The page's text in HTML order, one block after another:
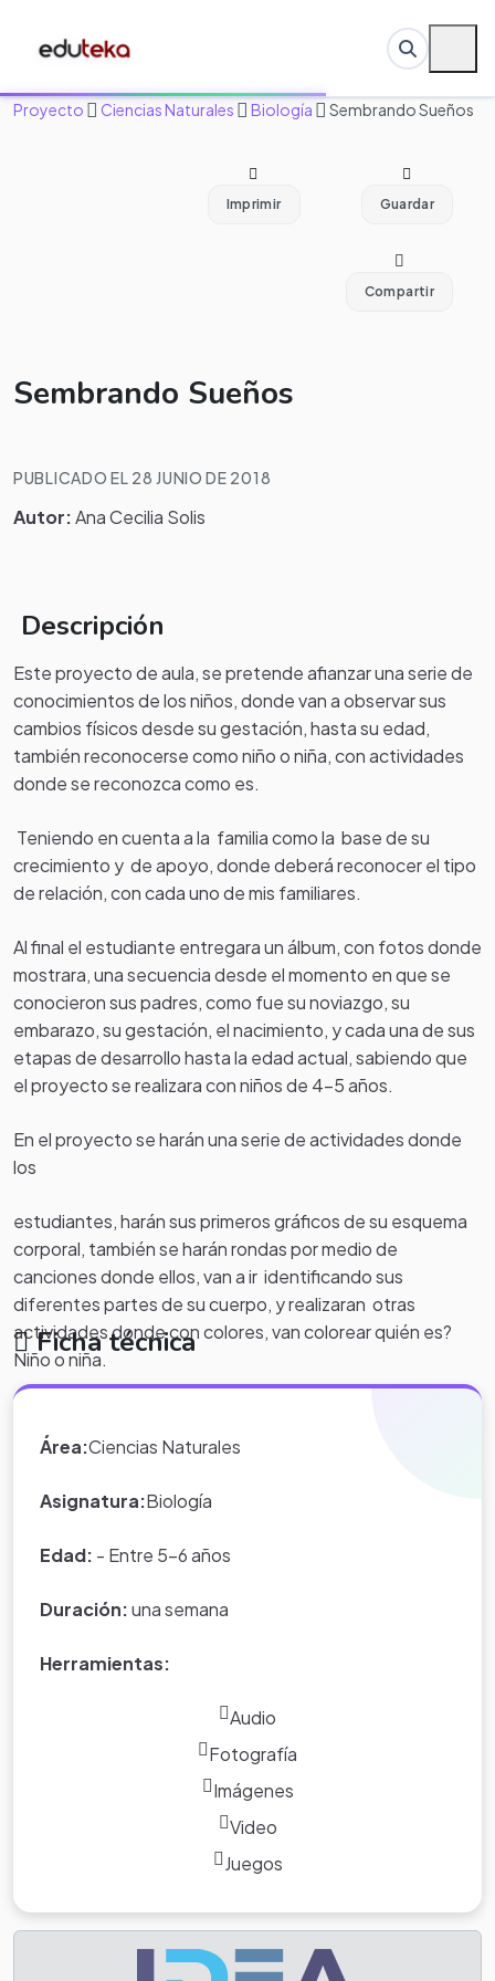
Proyecto Ciencias Naturales Biología Sembrando Sueños
Imprimir Guardar
Compartir
Sembrando Sueños
PUBLICADO EL 28 JUNIO DE 2018
Autor:Ana Cecilia Solis
Descripción
Este proyecto de aula, se pretende afianzar una serie de
conocimientos de los niños, donde van a observar sus
cambios físicos desde su gestación, hasta su edad,
también reconocerse como niño o niña, con actividades
donde se reconozca como es.
Teniendo en cuenta a la familia como la base de su
crecimiento y de apoyo, donde deberá reconocer el tipo
de relación, con cada uno de mis familiares.
Al final el estudiante entregara un álbum, con fotos donde
mostrara, una secuencia desde el momento en que se
conocieron sus padres, como fue su noviazgo, su
embarazo, su gestación, el nacimiento, y cada una de sus
etapas de desarrollo hasta la edad actual, sabiendo que
el proyecto se realizara con niños de 4-5 años.
En el proyecto se harán una serie de actividades donde
los
estudiantes, harán sus primeros gráficos de su esquema
corporal, también se harán rondas por medio de
canciones donde ellos, van a ir identificando sus
diferentes partes de su cuerpo, y realizaran otras
actividades donde con colores, van colorear quién es?
Niño o niña.
quien es tu familia dibujar su familia, para finalizar entregar
y el acompañamiento que ha tenido a nivel familiar.
Ficha técnica
Área:Ciencias Naturales
Asignatura:Biología
Edad: - Entre 5-6 años
Duración:una semana
Herramientas:
Audio
Fotografía
Imágenes
Video
Juegos